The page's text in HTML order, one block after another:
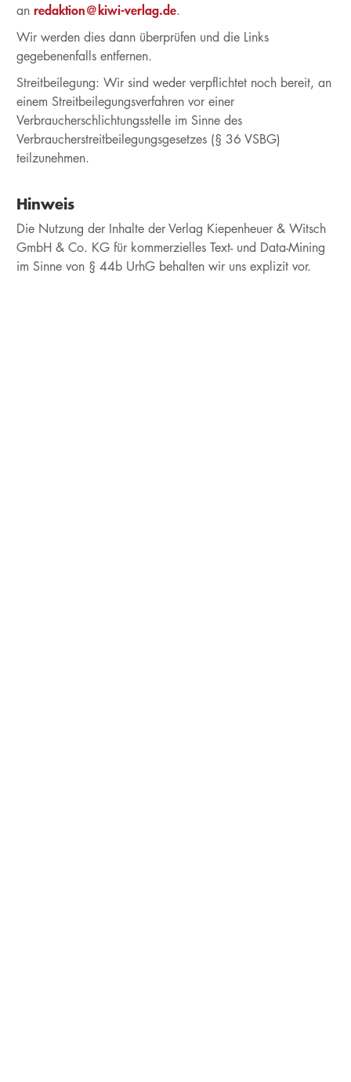
an redaktion@kiwi-verlag.de.
Wir werden dies dann überprüfen und die Links
gegebenenfalls entfernen.
Streitbeilegung: Wir sind weder verpflichtet noch bereit, an
einem Streitbeilegungsverfahren vor einer
Verbraucherschlichtungsstelle im Sinne des
Verbraucherstreitbeilegungsgesetzes (§ 36 VSBG)
teilzunehmen.
Hinweis
Die Nutzung der Inhalte der Verlag Kiepenheuer & Witsch
GmbH & Co. KG für kommerzielles Text- und Data-Mining
im Sinne von § 44b UrhG behalten wir uns explizit vor.